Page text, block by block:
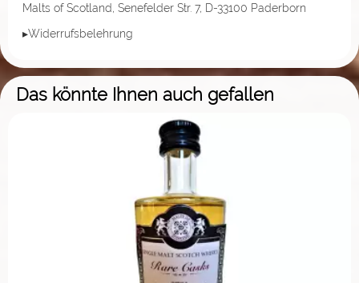
Malts of Scotland, Senefelder Str. 7, D-33100 Paderborn
▸Widerrufsbelehrung
Das könnte Ihnen auch gefallen